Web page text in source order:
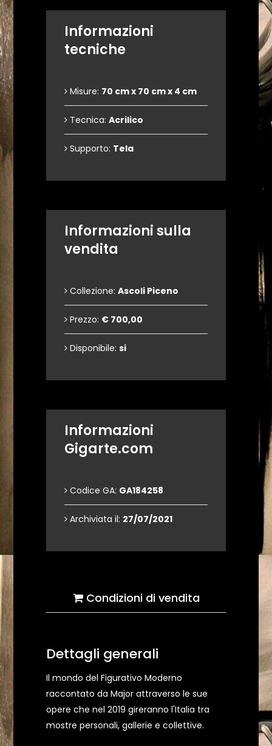
Informazioni
tecniche
Misure: 70 cm x 70 cm x 4 cm
Tecnica: Acrilico
Supporto: Tela
Informazioni sulla
vendita
Collezione: Ascoli Piceno
Prezzo: € 700,00
Disponibile: si
Informazioni
Gigarte.com
Codice GA: GA184258
Archiviata il: 27/07/2021
Condizioni di vendita
Dettagli generali
Il mondo del Figurativo Moderno
raccontato da Major attraverso le sue
opere che nel 2019 gireranno l'Italia tra
mostre personali, gallerie e collettive.